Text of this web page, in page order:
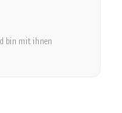
bin mit ihnen